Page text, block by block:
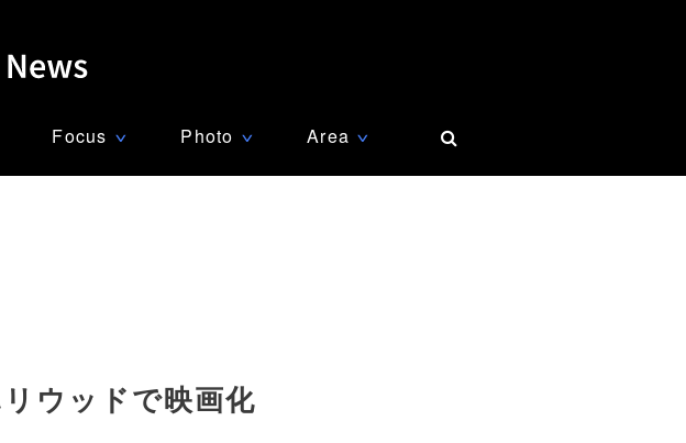
Focus ∨ Photo ∨ Area ∨
ウッドで映画化